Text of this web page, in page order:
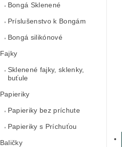
Bongá Sklenené
Príslušenstvo k Bongám
Bongá silikónové
Fajky
Sklenené fajky, sklenky,
buťule
Papieriky
Papieriky bez príchute
Papieriky s Príchuťou
Baličky